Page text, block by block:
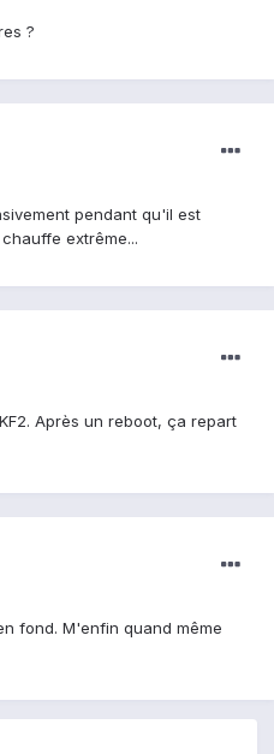
?
pendant qu'il est
extrême...
Après un reboot, ça repart
fond. M'enfin quand même